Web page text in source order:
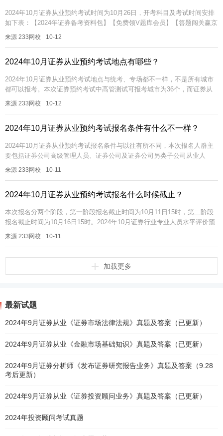
2024年10月证券从业预约考试时间为10月26日，开考科目及考试时间安排
如下表：【2024年证券备考资料包】【免费领V题库会员】【答题闯关赢京
东卡】【考点速记】证券报考疑问加证券学霸君2024年10...
来源 233网校 10-12
2024年10月证券从业预约考试地点有哪些？
2024年10月证券从业预约考试地点与统考、专场都不一样，不是所有城市
都可以报考。本次证券预约考试中高管测试可报考城市为36个，而证券从
业一般业务考试（即金融基础知识+证券法律法规）仅在8个城市开设考...
来源 233网校 10-12
2024年10月证券从业预约考试报名条件有什么不一样？
2024年10月证券从业预约考试报名条件与以往有所不同，本次报名人群主
要包括证券公司高级管理人员、证券公司及证券公司另类子公司从业人
员、以及符合证券水平测试报名条件的其他人员。详情如下：1、证券公司
来源 233网校 10-11
2024年10月证券从业预约考试报名什么时候截止？
本次报名分两个阶段，第一阶段报名截止时间为10月11日15时，第二阶段
报名截止时间为10月16日15时。2024年10月证券行业专业人员水平评价预
约测试时间为10月26日，报名分为2个阶段。第一阶段面...
来源 233网校 10-11
加载更多
最新试题
2024年9月证券从业《证券市场法律法规》真题及答案（已更新）
2024年9月证券从业《金融市场基础知识》真题及答案（已更新）
2024年9月证券分析师《发布证券研究报告业务》真题及答案（9.28
考后更新）
2024年9月证券从业《证券投资顾问业务》真题及答案（已更新）
2024年投资顾问考试真题